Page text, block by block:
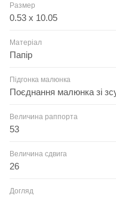
Размер
0.53 x 10.05
Матеріал
Папір
Підгонка малюнка
Поєднання малюнка зі
Величина раппорта
53
Величина сдвига
26
Догляд